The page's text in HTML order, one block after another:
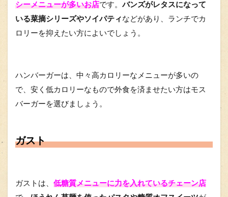
シーメニューが多いお店です。バンズがレタスになって
いる菜摘シリーズやソイパティなどがあり、ランチでカ
ロリーを抑えたい方によいでしょう。
ハンバーガーは、中々高カロリーなメニューが多いの
で、安く低カロリーなもので外食を済ませたい方はモス
バーガーを選びましょう。
ガスト
ガストは、 低糖質メニューに力を入れているチェーン店